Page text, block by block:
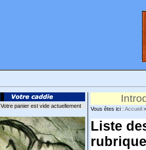
Votre panier est vide actuellement Vous êtes ici : Accueil
Liste